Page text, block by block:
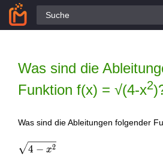
Alle Fragen
Was sind die
Funktion f(x) = √(4-x2
Was sind die Ableitungen folgender
\sqrt{4-x^2}
4 − x2